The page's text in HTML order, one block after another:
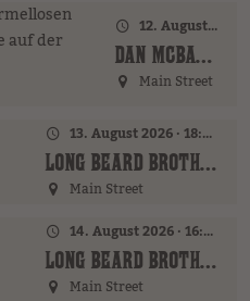
12. August 2026 · 20:00 Uhr
DAN MCBAKER (GER)
Main Street
13. August 2026 · 18:00 Uhr
LONG BEARD BROTHERS (AT)
Main Street
14. August 2026 · 16:00 Uhr – 18:00 Uhr
LONG BEARD BROTHERS (AT)
Main Street